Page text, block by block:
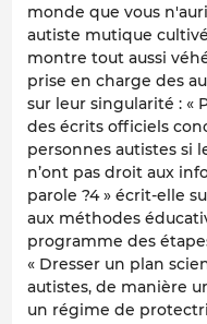
monde que vous
autiste mutique
montre tout aussi
prise en charge des
sur leur singularité : «
des écrits officiels
personnes autistes si
n’ont pas droit aux
parole ?4 » écrit-elle
aux méthodes
programme des
« Dresser un plan
autistes, de manière
un régime de